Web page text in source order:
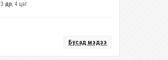
3 өдөр, 4 цаг
Бусад мэдээ